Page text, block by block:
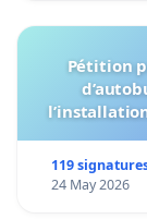
Pétition
119
24 May 2026